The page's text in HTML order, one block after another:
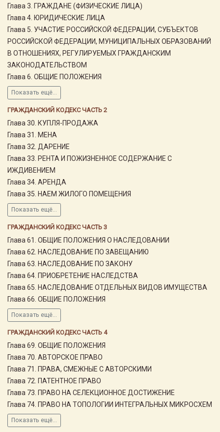
Глава 3. ГРАЖДАНЕ (ФИЗИЧЕСКИЕ ЛИЦА)
Глава 4. ЮРИДИЧЕСКИЕ ЛИЦА
Глава 5. УЧАСТИЕ РОССИЙСКОЙ ФЕДЕРАЦИИ, СУБЪЕКТОВ
РОССИЙСКОЙ ФЕДЕРАЦИИ, МУНИЦИПАЛЬНЫХ ОБРАЗОВАНИЙ
В ОТНОШЕНИЯХ, РЕГУЛИРУЕМЫХ ГРАЖДАНСКИМ
ЗАКОНОДАТЕЛЬСТВОМ
Глава 6. ОБЩИЕ ПОЛОЖЕНИЯ
Показать ещё...
ГРАЖДАНСКИЙ КОДЕКС ЧАСТЬ 2
Глава 30. КУПЛЯ-ПРОДАЖА
Глава 31. МЕНА
Глава 32. ДАРЕНИЕ
Глава 33. РЕНТА И ПОЖИЗНЕННОЕ СОДЕРЖАНИЕ С
ИЖДИВЕНИЕМ
Глава 34. АРЕНДА
Глава 35. НАЕМ ЖИЛОГО ПОМЕЩЕНИЯ
Показать ещё...
ГРАЖДАНСКИЙ КОДЕКС ЧАСТЬ 3
Глава 61. ОБЩИЕ ПОЛОЖЕНИЯ О НАСЛЕДОВАНИИ
Глава 62. НАСЛЕДОВАНИЕ ПО ЗАВЕЩАНИЮ
Глава 63. НАСЛЕДОВАНИЕ ПО ЗАКОНУ
Глава 64. ПРИОБРЕТЕНИЕ НАСЛЕДСТВА
Глава 65. НАСЛЕДОВАНИЕ ОТДЕЛЬНЫХ ВИДОВ ИМУЩЕСТВА
Глава 66. ОБЩИЕ ПОЛОЖЕНИЯ
Показать ещё...
ГРАЖДАНСКИЙ КОДЕКС ЧАСТЬ 4
Глава 69. ОБЩИЕ ПОЛОЖЕНИЯ
Глава 70. АВТОРСКОЕ ПРАВО
Глава 71. ПРАВА, СМЕЖНЫЕ С АВТОРСКИМИ
Глава 72. ПАТЕНТНОЕ ПРАВО
Глава 73. ПРАВО НА СЕЛЕКЦИОННОЕ ДОСТИЖЕНИЕ
Глава 74. ПРАВО НА ТОПОЛОГИИ ИНТЕГРАЛЬНЫХ МИКРОСХЕМ
Показать ещё...